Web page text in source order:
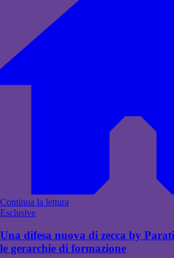
Continua la lettura
Esclusive
Una difesa nuova di zecca by
le gerarchie di formazione